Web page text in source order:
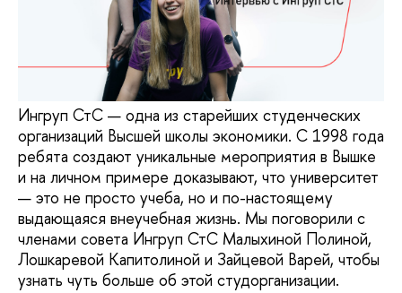
Ингруп СтС — одна из старейших студенческих
организаций Высшей школы экономики. С 1998 года
ребята создают уникальные мероприятия в Вышке
и на личном примере доказывают, что университет
— это не просто учеба, но и по-настоящему
выдающаяся внеучебная жизнь. Мы поговорили с
членами совета Ингруп СтС Малыхиной Полиной,
Лошкаревой Капитолиной и Зайцевой Варей, чтобы
узнать чуть больше об этой студорганизации.